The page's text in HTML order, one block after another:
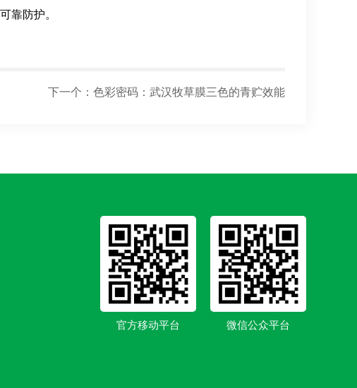
靠防护。
下一个： 色彩密码：武汉牧草膜三色的青贮效能
官方移动平台 微信公众平台